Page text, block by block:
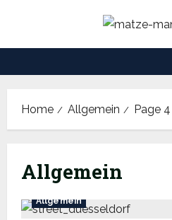
content
Home Allgemein Page 4
Allgemein
Allgemein